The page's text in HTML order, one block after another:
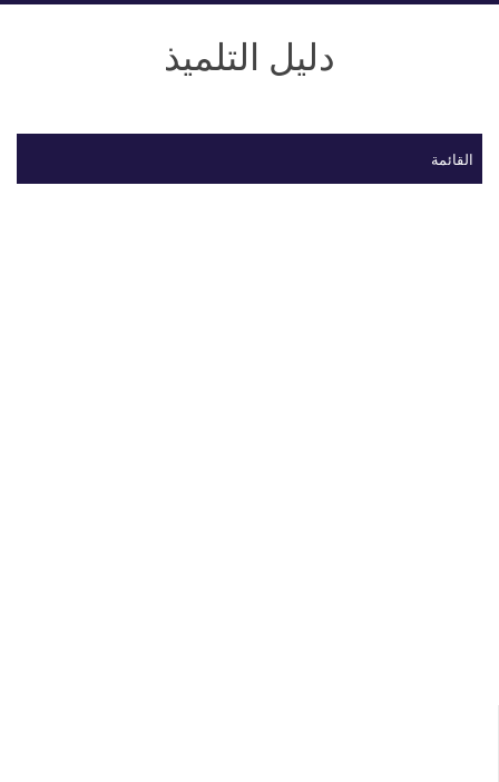
دليل التلميذ
القائمة